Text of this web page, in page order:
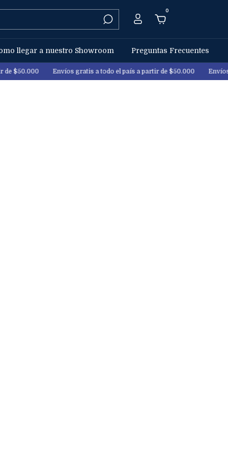
0
llegar a nuestro Showroom Preguntas Frecuentes
Envíos gratis a todo el país a partir de $50.000 Envíos gratis a